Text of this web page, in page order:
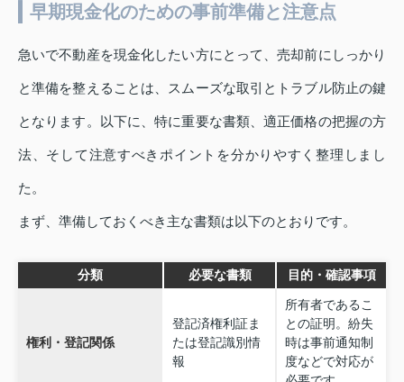
早期現金化のための事前準備と注意点
急いで不動産を現金化したい方にとって、売却前にしっかり
と準備を整えることは、スムーズな取引とトラブル防止の鍵
となります。以下に、特に重要な書類、適正価格の把握の方
法、そして注意すべきポイントを分かりやすく整理しまし
た。
まず、準備しておくべき主な書類は以下のとおりです。
分類 必要な書類 目的・確認事項
権利・登記関係
登記済権利証ま
たは登記識別情
報
所有者であるこ
との証明。紛失
時は事前通知制
度などで対応が